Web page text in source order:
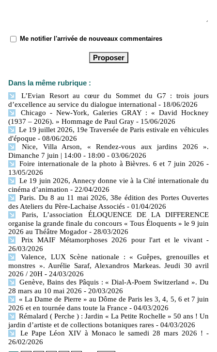
Me notifier l'arrivée de nouveaux commentaires
Dans la même rubrique :
L’Evian Resort au cœur du Sommet du G7 : trois jours
d’excellence au service du dialogue international - 18/06/2026
Chicago - New-York, Galeries GRAY : « David Hockney
(1937 – 2026). » Hommage de Paul Gray - 15/06/2026
Le 19 juillet 2026, 19e Traversée de Paris estivale en véhicules
d'époque - 08/06/2026
Nice, Villa Arson, « Rendez-vous aux jardins 2026 ».
Dimanche 7 juin | 14:00 - 18:00 - 03/06/2026
Foire internationale de la photo à Bièvres. 6 et 7 juin 2026 -
13/05/2026
Le 19 juin 2026, Annecy donne vie à la Cité internationale du
cinéma d’animation - 22/04/2026
Paris. Du 8 au 11 mai 2026, 38e édition des Portes Ouvertes
des Ateliers du Père-Lachaise Associés - 01/04/2026
Paris, L’association ÉLOQUENCE DE LA DIFFERENCE
organise la grande finale du concours « Tous Éloquents » le 9 juin
2026 au Théâtre Mogador - 28/03/2026
Prix MAIF Métamorphoses 2026 pour l'art et le vivant -
26/03/2026
Valence, LUX Scène nationale : « Guêpes, grenouilles et
monstres ». Aurélie Saraf, Alexandros Markeas. Jeudi 30 avril
2026 / 20H - 24/03/2026
Genève, Bains des Pâquis : « Dial-A-Poem Switzerland ». Du
28 mars au 10 mai 2026 - 20/03/2026
« La Dame de Pierre » au Dôme de Paris les 3, 4, 5, 6 et 7 juin
2026 et en tournée dans toute la France - 04/03/2026
Rémalard ( Perche ) : Jardin « La Petite Rochelle » 50 ans ! Un
jardin d’artiste et de collections botaniques rares - 04/03/2026
Le Pape Léon XIV à Monaco le samedi 28 mars 2026 ! -
26/02/2026